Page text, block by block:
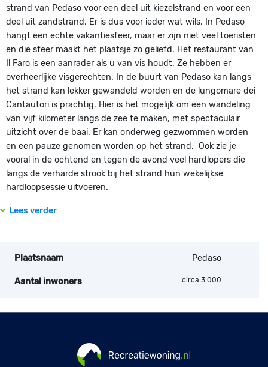
strand van Pedaso voor een deel uit kiezelstrand en voor een
deel uit zandstrand. Er is dus voor ieder wat wils. In Pedaso
hangt een echte vakantiesfeer, maar er zijn niet veel toeristen
en die sfeer maakt het plaatsje zo geliefd. Het restaurant van
Il Faro is een aanrader als u van vis houdt. Ze hebben er
overheerlijke visgerechten. In de buurt van Pedaso kan langs
het strand kan lekker gewandeld worden en de lungomare dei
Cantautori is prachtig. Hier is het mogelijk om een wandeling
van vijf kilometer langs de zee te maken, met spectaculair
uitzicht over de baai. Er kan onderweg gezwommen worden
en een pauze genomen worden op het strand. Ook zie je
vooral in de ochtend en tegen de avond veel hardlopers die
langs de verharde strook bij het strand hun wekelijkse
hardloopsessie uitvoeren.
Lees verder
Plaatsnaam Pedaso
Aantal inwoners circa 3.000